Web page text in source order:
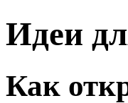
Идеи
Как